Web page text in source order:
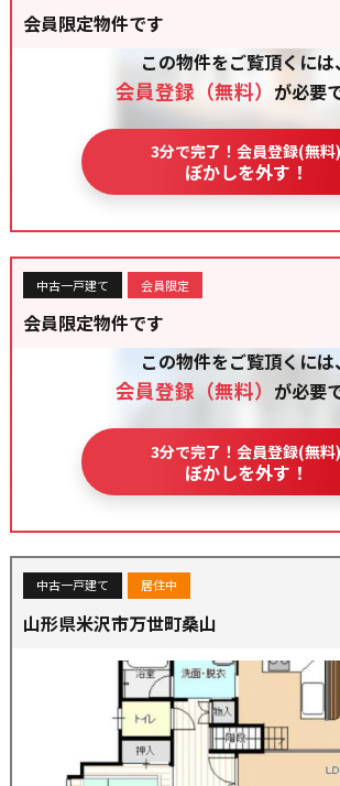
会員限定物件です
この物件をご覧頂くには、
会員登録（無料） が必要
3分で完了！会員登録(無料)
ぼかしを外す！
中古一戸建て 会員限定
会員限定物件です
この物件をご覧頂くには、
会員登録（無料） が必要
3分で完了！会員登録(無料)
ぼかしを外す！
中古一戸建て 居住中
山形県米沢市万世町桑山